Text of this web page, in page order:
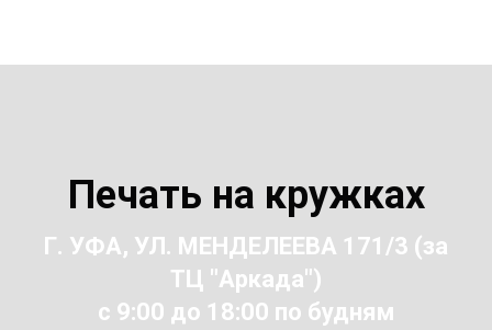
Печать на кружках
Г. УФА, УЛ. МЕНДЕЛЕЕВА 171/3 (за
ТЦ "Аркада")
с 9:00 до 18:00 по будням